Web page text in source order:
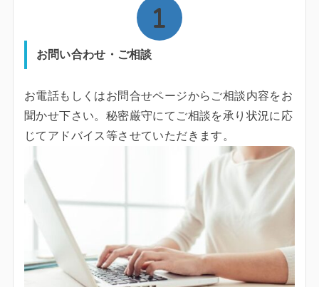
お問い合わせ・ご相談
お電話もしくはお問合せページからご相談内容をお
聞かせ下さい。秘密厳守にてご相談を承り状況に応
じてアドバイス等させていただきます。